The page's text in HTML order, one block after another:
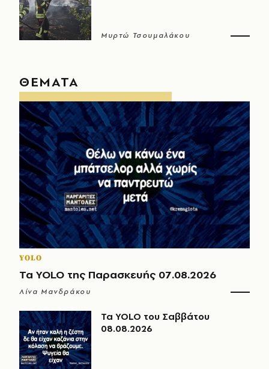
Μυρτώ Τσουμαλάκου
ΘΕΜΑΤΑ
YOLO
Τα YOLO της Παρασκευής 07.08.2026
Λίνα Μανδράκου
Τα YOLO του Σαββάτου
08.08.2026